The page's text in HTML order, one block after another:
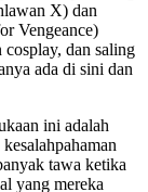
X) dan
Vengeance)
cosplay, dan saling
ada di sini dan
ini adalah
tawa ketika
yang mereka